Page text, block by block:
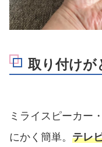
取り付けが
ミライスピーカー
にかく簡単。 テレ